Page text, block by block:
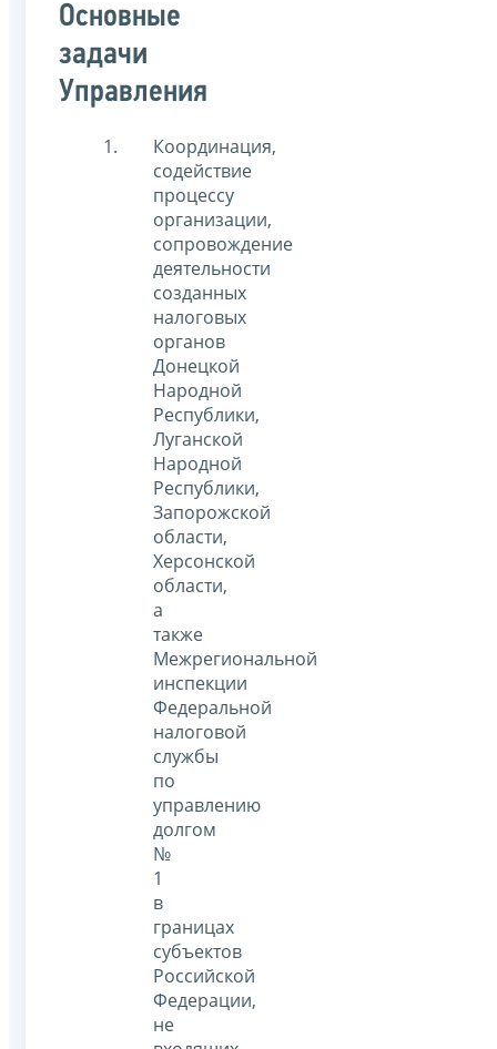
Основные
задачи
Управления
Координация,
содействие
процессу
организации,
сопровождение
деятельности
созданных
налоговых
органов
Донецкой
Народной
Республики,
Луганской
Народной
Республики,
Запорожской
области,
Херсонской
области,
а
также
Межрегиональной
инспекции
Федеральной
налоговой
службы
по
управлению
долгом
№
1
в
границах
субъектов
Российской
Федерации,
не